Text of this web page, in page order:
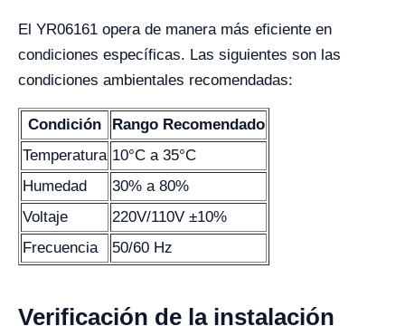
El YR06161 opera de manera más eficiente en
condiciones específicas. Las siguientes son las
condiciones ambientales recomendadas:
Condición
Rango Recomendado
Temperatura 10°C a 35°C
Humedad
30% a 80%
Voltaje
220V/110V ±10%
Frecuencia
50/60 Hz
Verificación de la instalación